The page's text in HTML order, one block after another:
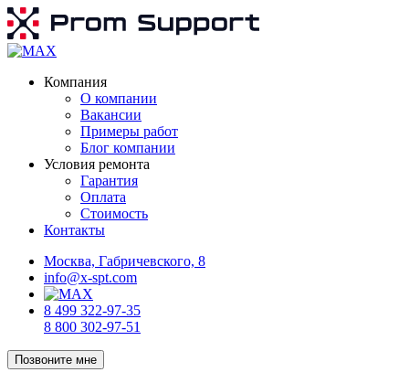
Компания
О компании
Вакансии
Примеры работ
Блог компании
Условия ремонта
Гарантия
Оплата
Стоимость
Контакты
Москва, Габричевского, 8
info@x-spt.com
8 499 322-97-35
8 800 302-97-51
Позвоните мне